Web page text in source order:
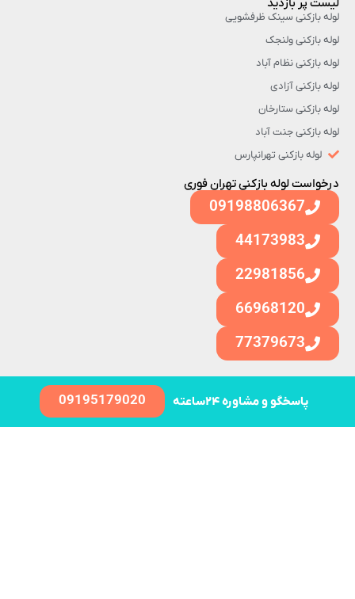
لوله بازکنی سینک ظرفشویی
لوله بازکنی ولنجک
لوله بازکنی نظام آباد
لوله بازکنی آزادی
لوله بازکنی ستارخان
لوله بازکنی جنت آباد
لوله بازکنی تهرانپارس
درخواست لوله بازکنی تهران فوری
09198806367
44173983
22981856
66968120
77379673
پاسخگو و مشاوره ۲۴ساعته 09195179020